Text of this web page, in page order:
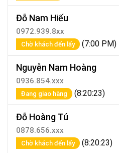
Đỗ Nam Hiếu
0972.939.8xx
Chờ khách đến lấy (7:00 PM)
Nguyễn Nam Hoàng
0936.854.xxx
Đang giao hàng (8:20:23)
Đỗ Hoàng Tú
0878.656.xxx
Chờ khách đến lấy (8:20:23)